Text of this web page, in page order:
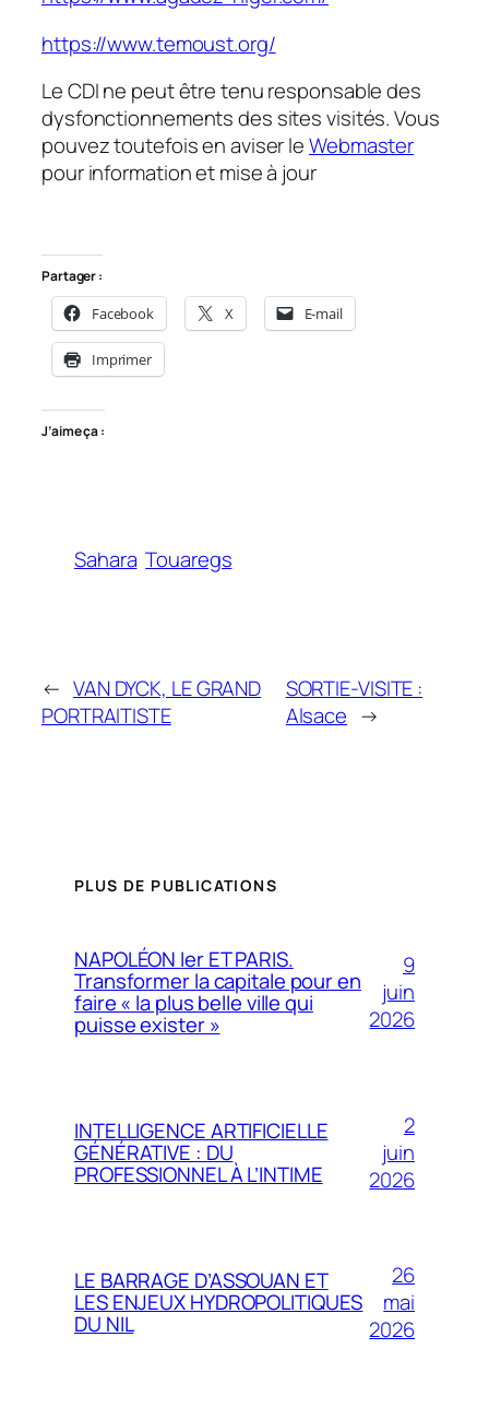
https://www.temoust.org/
Le CDI ne peut être tenu responsable des
dysfonctionnements des sites visités. Vous
pouvez toutefois en aviser leWebmaster
pour information et mise à jour
Partager :
Facebook X E-mail
Imprimer
J’aime ça :
Sahara Touaregs
← VAN DYCK, LE GRAND
PORTRAITISTE
SORTIE-VISITE :
Alsace →
PLUS DE PUBLICATIONS
NAPOLÉON Ier ET PARIS.
Transformer la capitale pour en
faire « la plus belle ville qui
puisse exister »
9
juin
2026
INTELLIGENCE ARTIFICIELLE
GÉNÉRATIVE : DU
PROFESSIONNEL À L’INTIME
2
juin
2026
LE BARRAGE D’ASSOUAN ET
LES ENJEUX HYDROPOLITIQUES
DU NIL
26
mai
2026